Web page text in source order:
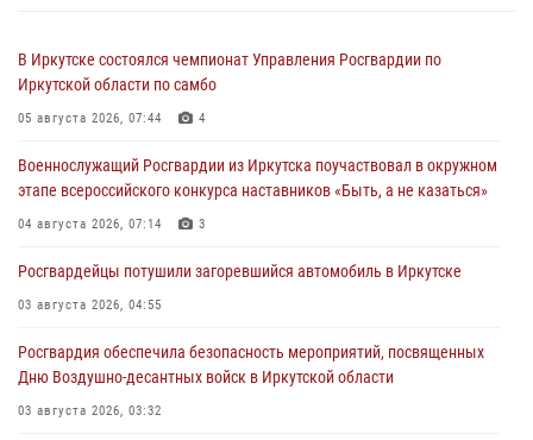
В Иркутске состоялся чемпионат Управления Росгвардии по
Иркутской области по самбо
05 августа 2026, 07:44 4
Военнослужащий Росгвардии из Иркутска поучаствовал в окружном
этапе всероссийского конкурса наставников «Быть, а не казаться»
04 августа 2026, 07:14 3
Росгвардейцы потушили загоревшийся автомобиль в Иркутске
03 августа 2026, 04:55
Росгвардия обеспечила безопасность мероприятий, посвященных
Дню Воздушно-десантных войск в Иркутской области
03 августа 2026, 03:32